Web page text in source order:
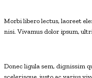
Morbi libero lectus, laoreet
nisi. Vivamus dolor ipsum,
Donec ligula sem, dignissim